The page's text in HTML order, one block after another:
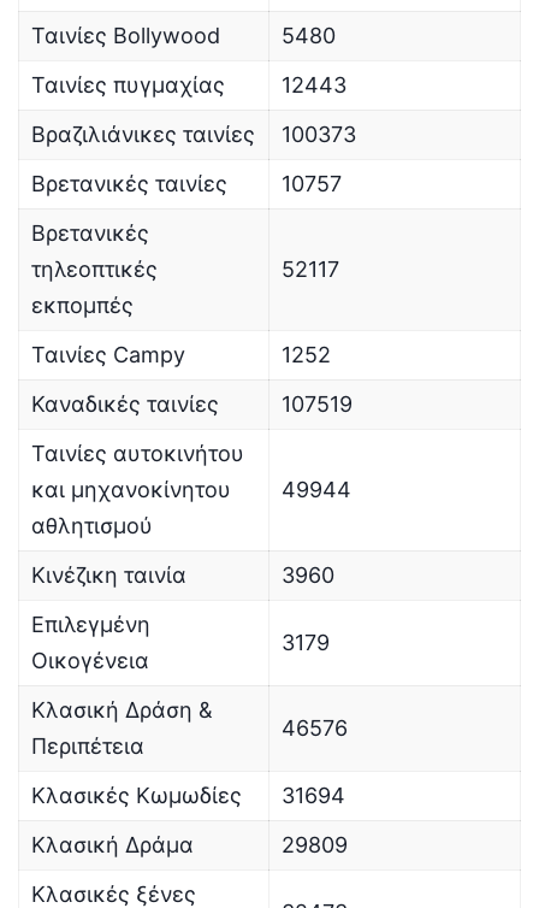
Ταινίες Bollywood
5480
Ταινίες πυγμαχίας
12443
Βραζιλιάνικες ταινίες
100373
Βρετανικές ταινίες
10757
Βρετανικές
τηλεοπτικές
εκπομπές
52117
Ταινίες Campy
1252
Καναδικές ταινίες
107519
Ταινίες αυτοκινήτου
και μηχανοκίνητου
αθλητισμού
49944
Κινέζικη ταινία
3960
Επιλεγμένη
Οικογένεια
3179
Κλασική Δράση &
Περιπέτεια
46576
Κλασικές Κωμωδίες
31694
Κλασική Δράμα
29809
Κλασικές ξένες